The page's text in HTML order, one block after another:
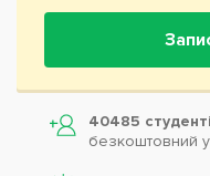
40485
безкоштовний